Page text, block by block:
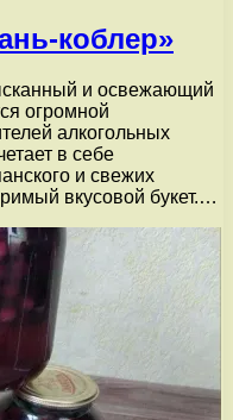
коблер»
и освежающий
огромной
алкогольных
в себе
и свежих
вкусовой букет.…